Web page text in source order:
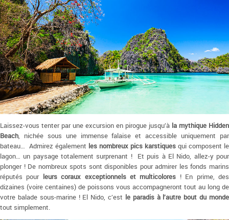
Laissez-vous tenter par une excursion en pirogue jusqu’à la mythique Hidden
Beach, nichée sous une immense falaise et accessible uniquement par
bateau… Admirez également les nombreux pics karstiques qui composent le
lagon… un paysage totalement surprenant ! Et puis à El Nido, allez-y pour
plonger ! De nombreux spots sont disponibles pour admirer les fonds marins
réputés pour leurs coraux exceptionnels et multicolores ! En prime, des
dizaines (voire centaines) de poissons vous accompagneront tout au long de
votre balade sous-marine ! El Nido, c’est le paradis à l’autre bout du monde
tout simplement.